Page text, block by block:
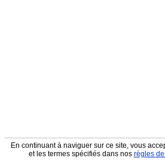
En continuant à naviguer sur ce site, vous
et les termes spécifiés dans nos règles